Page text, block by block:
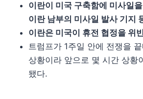
이란이 미국 구축함에 미사일
이란 남부의 미사일 발사 기지
이란은 미국이 휴전 협정을 위
트럼프가 1주일 안에 전쟁을
상황이라 앞으로 몇 시간 상황
됐다.